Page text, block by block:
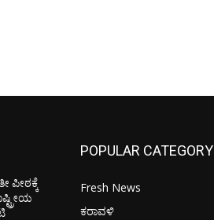
ಪೀಠಕ್ಕೆ
POPULAR CATEGORY
Fresh News
ಕರಾವಳಿ